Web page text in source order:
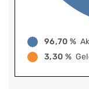
96,70 %
3,30 %